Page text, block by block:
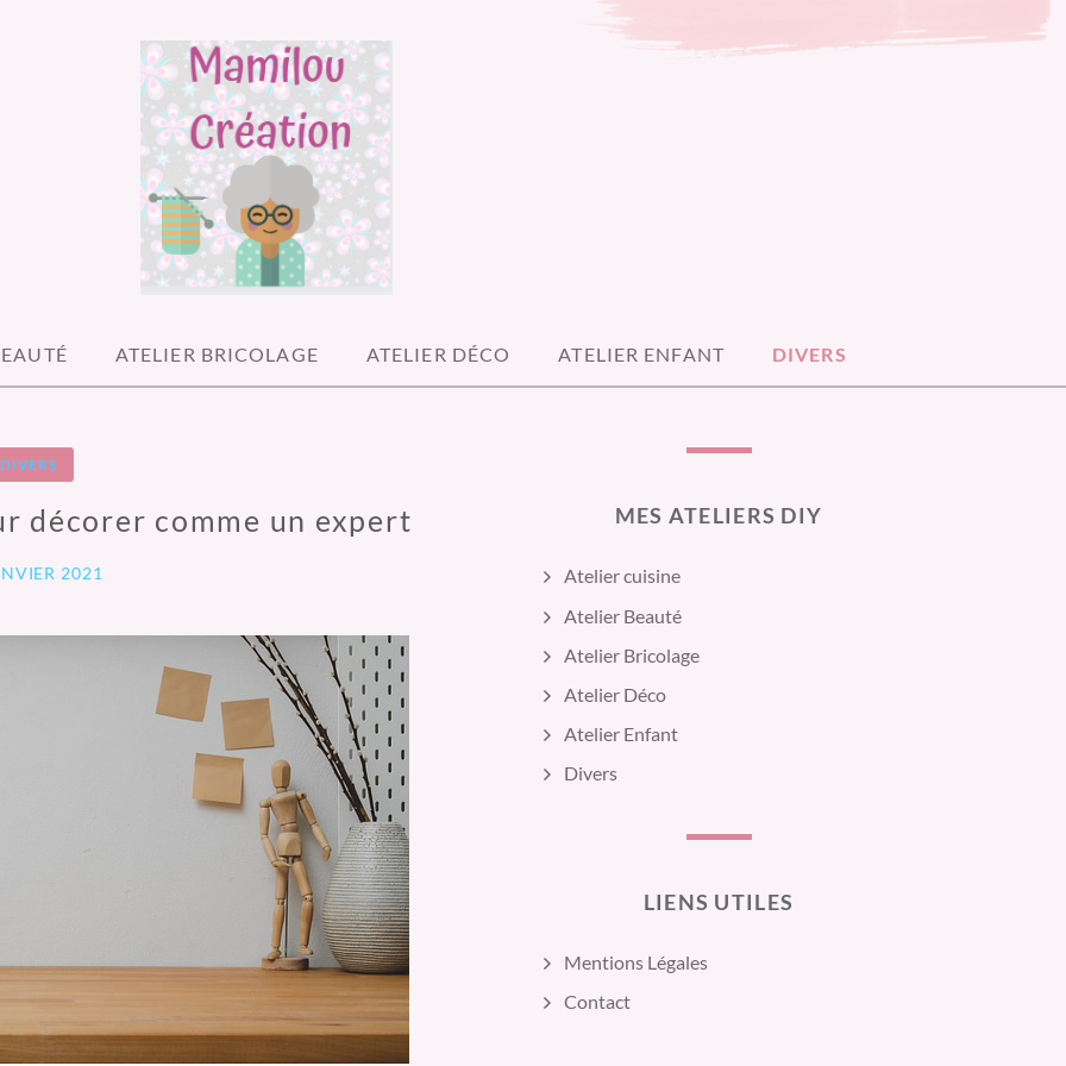
ATELIER BRICOLAGE ATELIER DÉCO ATELIER ENFANT DIVERS
DIVERS
décorer comme un expert
2021
MES ATELIERS DIY
Atelier cuisine
Atelier Beauté
Atelier Bricolage
Atelier Déco
Atelier Enfant
Divers
LIENS UTILES
Mentions Légales
Contact